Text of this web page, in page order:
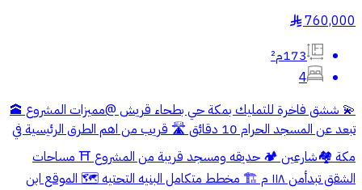
760,000
§
173م²
4
💫 ششق فاخرة للتمليك بمكة حي بطحاء قريش @مميزات المشروع 🕋
تبعد عن المسجد الحرام 10 دقائق 🛣️ قريب من اهم الطرق الرئيسية في
مكة 🏘شارعين 🏕️ حديقه ومسجد قريبة من المشروع ⛩️ مساحات
الشقق تبدأمن ١١٨ م 🏗️ مخطط متكامل البنيه التحتيه 🗺️ الموقع ابن